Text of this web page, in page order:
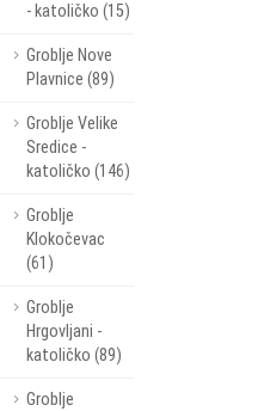
- katoličko (15)
Groblje Nove
Plavnice (89)
Groblje Velike
Sredice -
katoličko (146)
Groblje
Klokočevac
(61)
Groblje
Hrgovljani -
katoličko (89)
Groblje